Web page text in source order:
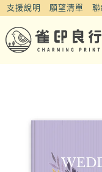
支援說明 願望清單 聯